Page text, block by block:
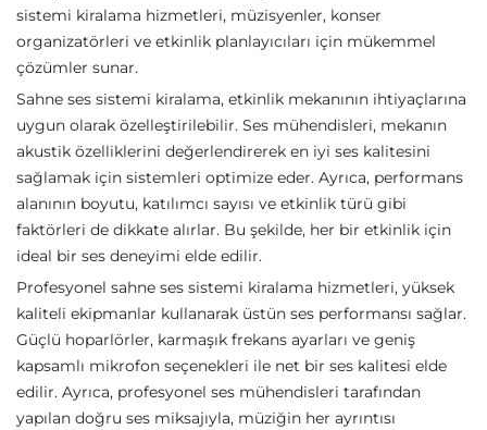
sistemi kiralama hizmetleri, müzisyenler, konser
organizatörleri ve etkinlik planlayıcıları için mükemmel
çözümler sunar.
Sahne ses sistemi kiralama, etkinlik mekanının ihtiyaçlarına
uygun olarak özelleştirilebilir. Ses mühendisleri, mekanın
akustik özelliklerini değerlendirerek en iyi ses kalitesini
sağlamak için sistemleri optimize eder. Ayrıca, performans
alanının boyutu, katılımcı sayısı ve etkinlik türü gibi
faktörleri de dikkate alırlar. Bu şekilde, her bir etkinlik için
ideal bir ses deneyimi elde edilir.
Profesyonel sahne ses sistemi kiralama hizmetleri, yüksek
kaliteli ekipmanlar kullanarak üstün ses performansı sağlar.
Güçlü hoparlörler, karmaşık frekans ayarları ve geniş
kapsamlı mikrofon seçenekleri ile net bir ses kalitesi elde
edilir. Ayrıca, profesyonel ses mühendisleri tarafından
yapılan doğru ses miksajıyla, müziğin her ayrıntısı